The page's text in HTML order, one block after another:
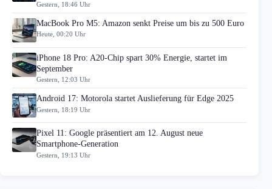
Gestern, 18:46 Uhr
MacBook Pro M5: Amazon senkt Preise um bis zu 500 Euro
Heute, 00:20 Uhr
iPhone 18 Pro: A20-Chip spart 30% Energie, startet im
September
Gestern, 12:03 Uhr
Android 17: Motorola startet Auslieferung für Edge 2025
Gestern, 18:19 Uhr
Pixel 11: Google präsentiert am 12. August neue
Smartphone-Generation
Gestern, 19:13 Uhr